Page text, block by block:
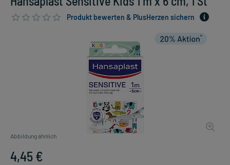
Produkt bewerten & PlusHerzen sichern
Abbildung ähnlich
4,45 €